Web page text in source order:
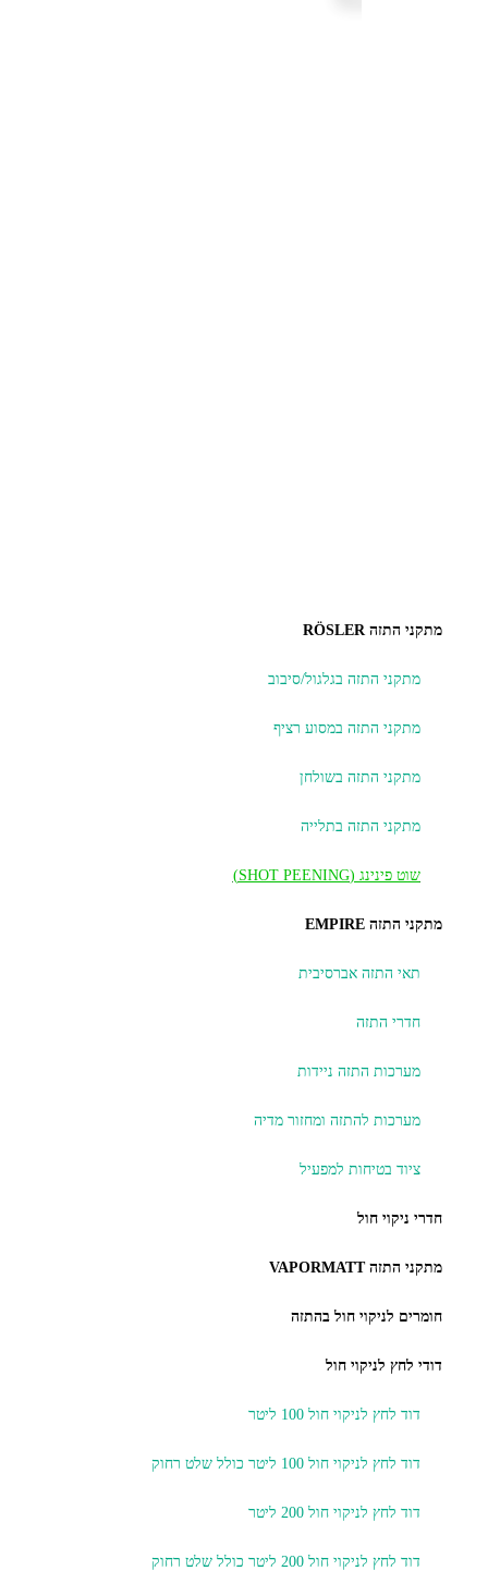
מתקני התזה RÖSLER
מתקני התזה בגלגול/סיבוב
מתקני התזה במסוע רציף
מתקני התזה בשולחן
מתקני התזה בתלייה
שוט פינינג (SHOT PEENING)
מתקני התזה EMPIRE
תאי התזה אברסיבית
חדרי התזה
מערכות התזה ניידות
מערכות להתזה ומחזור מדיה
ציוד בטיחות למפעיל
חדרי ניקוי חול
מתקני התזה VAPORMATT
חומרים לניקוי חול בהתזה
דודי לחץ לניקוי חול
דוד לחץ לניקוי חול 100 ליטר ​
דוד לחץ לניקוי חול 100 ליטר כולל שלט רחוק
דוד לחץ לניקוי חול 200 ליטר
דוד לחץ לניקוי חול 200 ליטר כולל שלט רחוק